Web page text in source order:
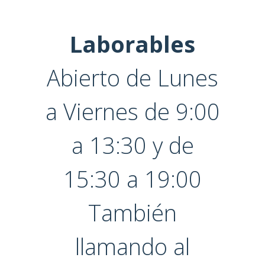
Laborables
Abierto de Lunes
a Viernes de 9:00
a 13:30 y de
15:30 a 19:00
También
llamando al